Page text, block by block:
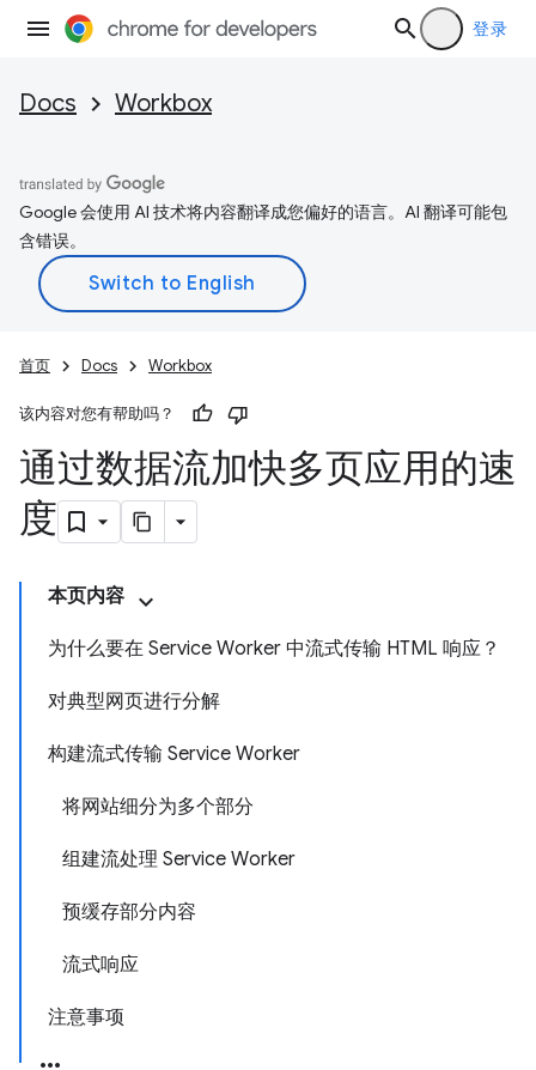
登录
Docs Workbox
Google 会使用 AI 技术将内容翻译成您偏好的语言。AI 翻译可能包
含错误。
首页 Docs Workbox
该内容对您有帮助吗？
通过数据流加快多页应用的速
度
本页内容
为什么要在 Service Worker 中流式传输 HTML 响应？
对典型网页进行分解
构建流式传输 Service Worker
将网站细分为多个部分
组建流处理 Service Worker
预缓存部分内容
流式响应
注意事项